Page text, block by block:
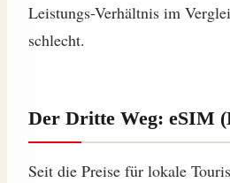
Leistungs-Verhältnis im
schlecht.
Der Dritte Weg: eSIM
Seit die Preise für lokale